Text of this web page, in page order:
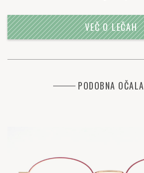
VEČ O LEČAH
PODOBNA OČALA